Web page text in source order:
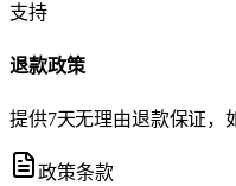
支持
退款政策
提供7天无理由退款保证，
政策条款